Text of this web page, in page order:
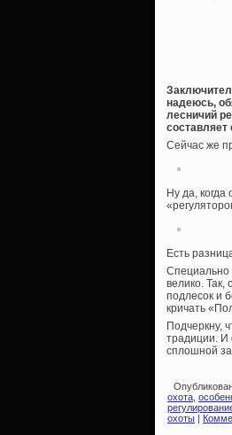
надеюсь,
лесничий
составляет
Сейчас же
Ну да,
Есть
Специально
велико. Так,
подлесок и
кричать
Подчеркну,
традиции. И
сплошной
охота
охоты